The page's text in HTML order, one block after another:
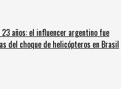
años: el influencer argentino fue
del choque de helicópteros en Brasil